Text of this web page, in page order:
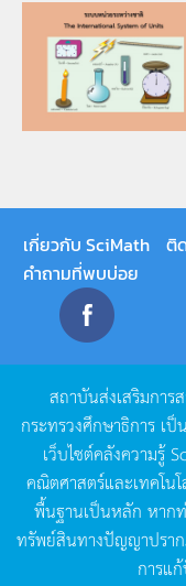
เกี่ยวกับ SciMath ติ
คำถามที่พบบ่อย
สถาบันส่งเสริมการ
กระทรวงศึกษาธิการ เป็
เว็บไซต์คลังความรู้
คณิตศาสตร์และเทคโน
พื้นฐานเป็นหลัก หาก
ทรัพย์สินทางปัญญาปรา
การแ